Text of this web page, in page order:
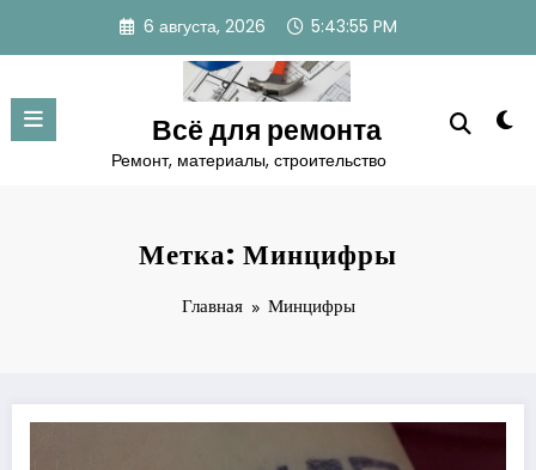
содержимому
6 августа, 2026 5:43:55 PM
Всё для ремонта
Ремонт, материалы, строительство
Метка: Минцифры
Главная Минцифры